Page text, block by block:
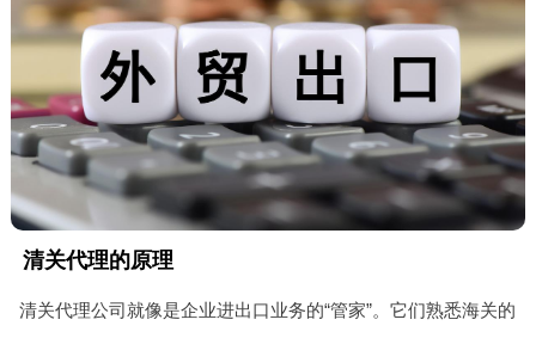
清关代理的原理
清关代理公司就像是企业进出口业务的“管家”。它们熟悉海关的